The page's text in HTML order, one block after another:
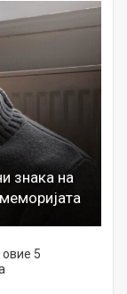
знака на
овие 5